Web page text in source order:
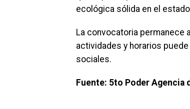
ecológica sólida en el
La convocatoria permanece
actividades y horarios
sociales.
Fuente: 5to Poder Agencia